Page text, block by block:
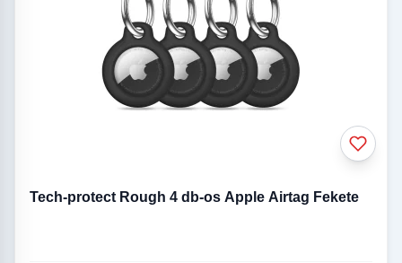
Tech-protect Rough 4 db-os Apple Airtag Fekete